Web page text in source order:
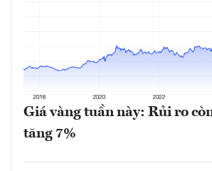
Giá vàng tuần này: Rủi ro
tăng 7%